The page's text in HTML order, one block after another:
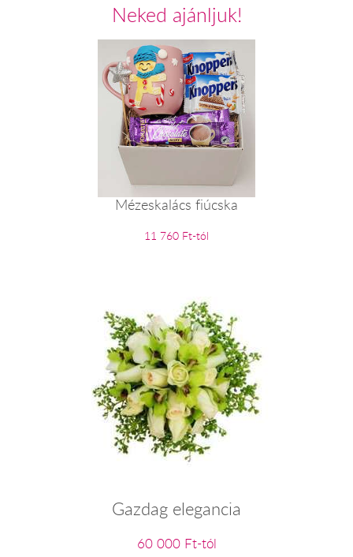
Neked ajánljuk!
Mézeskalács fiúcska
11 760 Ft-tól
Gazdag elegancia
60 000 Ft-tól